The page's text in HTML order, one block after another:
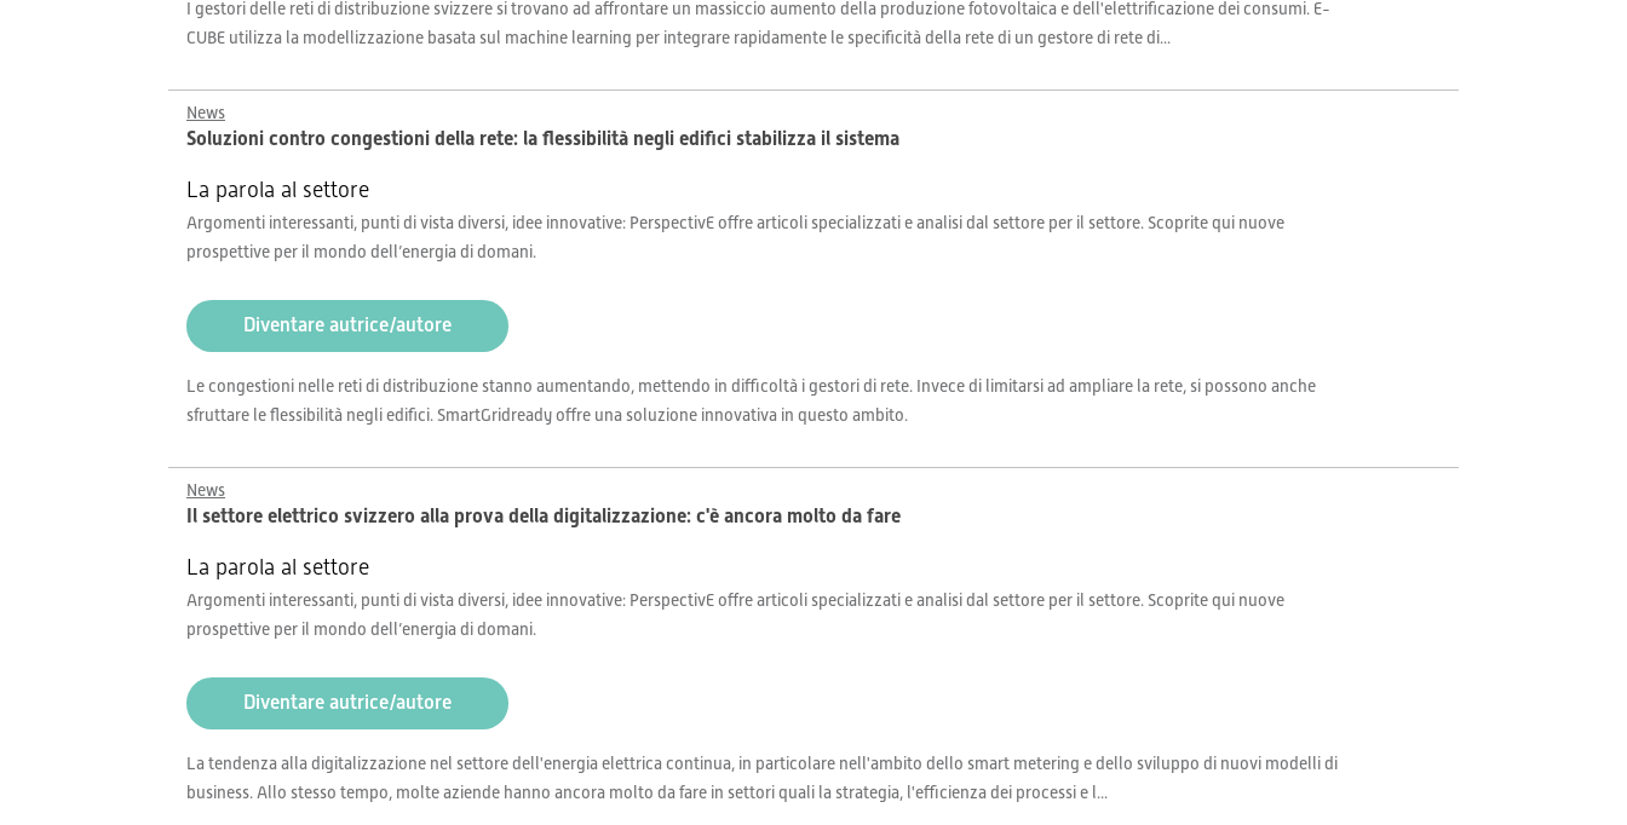
I gestori delle reti di distribuzione svizzere si trovano ad affrontare un massiccio aumento della produzione fotovoltaica e dell'elettrificazione dei consumi. E-
CUBE utilizza la modellizzazione basata sul machine learning per integrare rapidamente le specificità della rete di un gestore di rete di...
News
Soluzioni contro congestioni della rete: la flessibilità negli edifici stabilizza il sistema
La parola al settore
Argomenti interessanti, punti di vista diversi, idee innovative: PerspectivE offre articoli specializzati e analisi dal settore per il settore. Scoprite qui nuove
prospettive per il mondo dell’energia di domani.
Diventare autrice/autore
Le congestioni nelle reti di distribuzione stanno aumentando, mettendo in difficoltà i gestori di rete. Invece di limitarsi ad ampliare la rete, si possono anche
sfruttare le flessibilità negli edifici. SmartGridready offre una soluzione innovativa in questo ambito.
News
Il settore elettrico svizzero alla prova della digitalizzazione: c'è ancora molto da fare
La parola al settore
Argomenti interessanti, punti di vista diversi, idee innovative: PerspectivE offre articoli specializzati e analisi dal settore per il settore. Scoprite qui nuove
prospettive per il mondo dell’energia di domani.
Diventare autrice/autore
La tendenza alla digitalizzazione nel settore dell'energia elettrica continua, in particolare nell'ambito dello smart metering e dello sviluppo di nuovi modelli di
business. Allo stesso tempo, molte aziende hanno ancora molto da fare in settori quali la strategia, l'efficienza dei processi e l...